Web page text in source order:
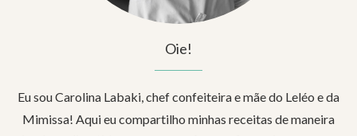
Oie!
Eu sou Carolina Labaki, chef confeiteira e mãe do Leléo e da
Mimissa! Aqui eu compartilho minhas receitas de maneira